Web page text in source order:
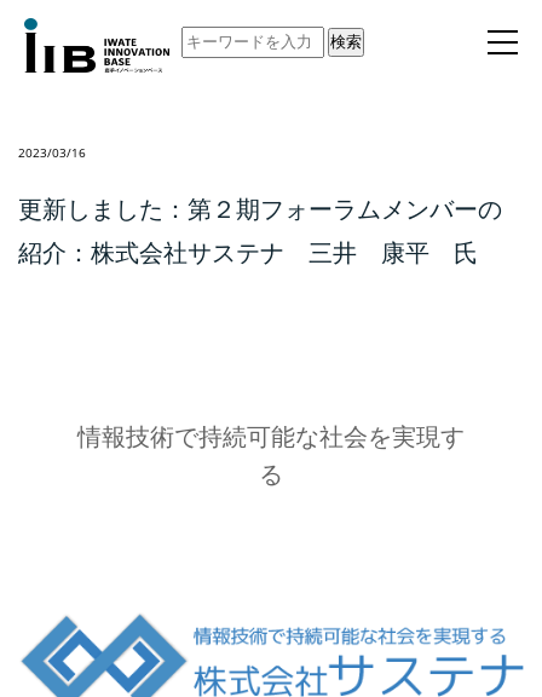
検索
2023/03/16
更新しました：第２期フォーラムメンバーの
紹介：株式会社サステナ 三井 康平 氏
情報技術で持続可能な社会を実現す
る